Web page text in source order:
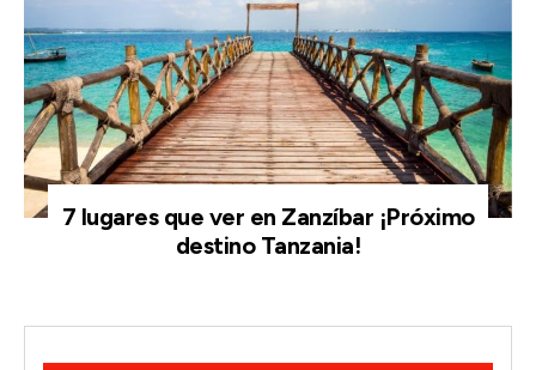
7 lugares que ver en Zanzíbar ¡Próximo
destino Tanzania!